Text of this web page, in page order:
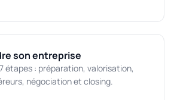
son entreprise
étapes : préparation, valorisation,
négociation et closing.